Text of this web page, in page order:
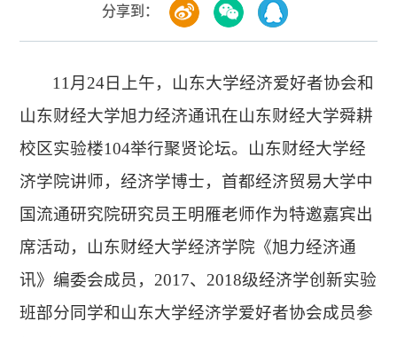
分享到：
11月24日 上午， 山东大学经济爱好者协会和
山东财经大学旭力经济通讯在山东财经大学舜耕
校区实验楼104举行聚贤论坛。山东财经大学经
济学院讲师，经济学博士，首都经济贸易大学中
国流通研究院研究员王明雁老师作为特邀嘉宾出
席活动，山东财经大学经济学院《旭力经济通
讯》编委会成员， 2017、 2018级经济学创新实验
班部分同学和山东大学经济学爱好者协会成员参